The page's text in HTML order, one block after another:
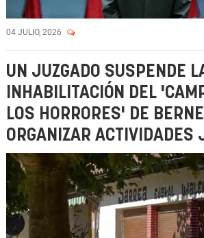
04 JULIO, 2026
UN JUZGADO SUSPENDE
INHABILITACIÓN DEL
LOS HORRORES' DE
ORGANIZAR ACTIVIDADES